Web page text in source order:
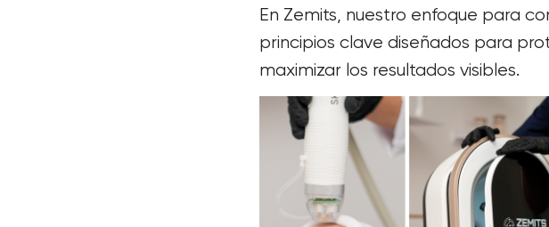
En Zemits, nuestro enfoque para
principios clave diseñados para
maximizar los resultados visibles.